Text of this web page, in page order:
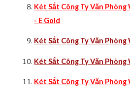
Két Sắt Công Ty Văn Phòng
- E Gold
Két Sắt Công Ty Văn Phòng
Két Sắt Công Ty Văn Phòng
Két Sắt Công Ty Văn Phòng